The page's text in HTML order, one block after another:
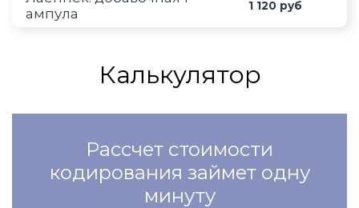
ампула
1 120 руб
Калькулятор
Рассчет стоимости
кодирования займет одну
минуту